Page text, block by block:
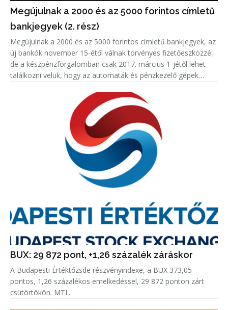
Megújulnak a 2000 és az 5000 forintos címletű
bankjegyek (2. rész)
Megújulnak a 2000 és az 5000 forintos címletű bankjegyek, az
új bankók november 15-étől válnak törvényes fizetőeszközzé,
de a készpénzforgalomban csak 2017. március 1-jétől lehet
találkozni velük, hogy az automaták és pénzkezelő gépek
BUX: 29 872 pont, +1,26 százalék záráskor
A Budapesti Értéktőzsde részvényindexe, a BUX 373,05
pontos, 1,26 százalékos emelkedéssel, 29 872 ponton zárt
csütörtökön. MTI...